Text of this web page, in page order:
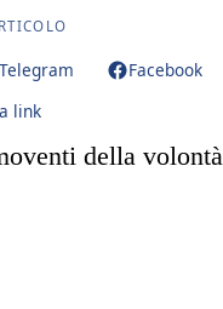
Telegram Facebook
link
della volontà